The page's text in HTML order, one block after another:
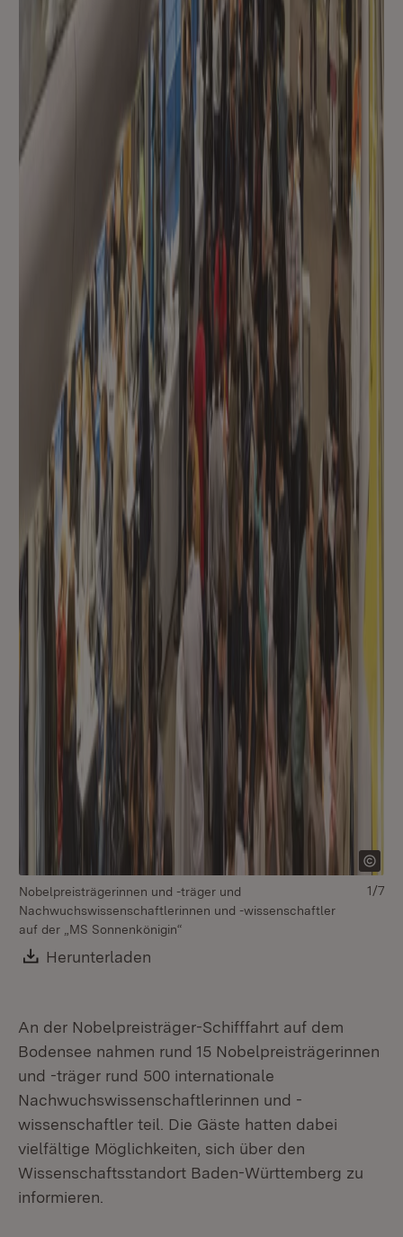
Nobelpreisträgerinnen und -träger und
Nachwuchswissenschaftlerinnen und -wissenschaftler
auf der „MS Sonnenkönigin“
Download:
Herunterladen
1/7
An der Nobelpreisträger-Schifffahrt auf dem
Bodensee nahmen rund 15 Nobelpreisträgerinnen
und -träger rund 500 internationale
Nachwuchswissenschaftlerinnen und -
wissenschaftler teil. Die Gäste hatten dabei
vielfältige Möglichkeiten, sich über den
Wissenschaftsstandort Baden-Württemberg zu
informieren.